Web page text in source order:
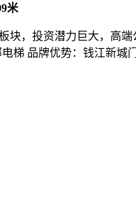
米
块，投资潜力巨大，高
电梯 品牌优势：钱江新城